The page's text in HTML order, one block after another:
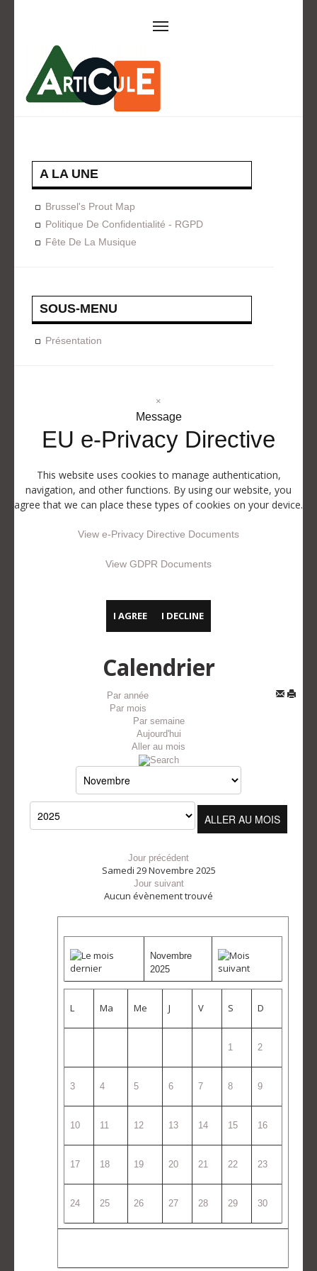
ARTICULE ASBL
Présentation
Concerts
Expositions
Design For Everyone
Publications
FORMATION
Programmées
A La Demande
A LA UNE
Brussel's Prout Map
Politique De Confidentialité - RGPD
Fête De La Musique
SOUS-MENU
Présentation
×
Message
EU e-Privacy Directive
This website uses cookies to manage authentication,
navigation, and other functions. By using our website, you
agree that we can place these types of cookies on your device.
View e-Privacy Directive Documents
View GDPR Documents
I AGREE I DECLINE
Calendrier
Par année
Par mois
Par semaine
Aujourd'hui
Aller au mois
ALLER AU MOIS
Jour précédent
Samedi 29 Novembre 2025
Jour suivant
Aucun évènement trouvé
Novembre
2025
L Ma Me J V S D
1 2
3 4 5 6 7 8 9
10 11 12 13 14 15 16
17 18 19 20 21 22 23
24 25 26 27 28 29 30